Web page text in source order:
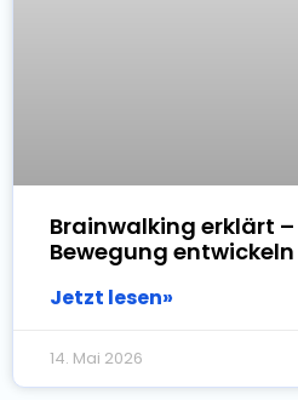
Brainwalking erklärt
Bewegung entwickeln
Jetzt lesen»
14. Mai 2026